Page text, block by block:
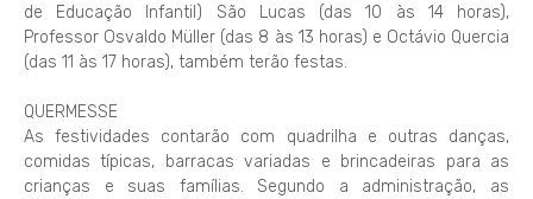
de Educação Infantil) São Lucas (das 10 às 14 horas),
Professor Osvaldo Müller (das 8 às 13 horas) e Octávio Quercia
(das 11 às 17 horas), também terão festas.
QUERMESSE
As festividades contarão com quadrilha e outras danças,
comidas típicas, barracas variadas e brincadeiras para as
crianças e suas famílias. Segundo a administração, as